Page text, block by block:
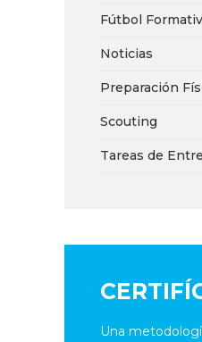
Fútbol
Noticias
Preparación
Scouting
Tareas de
Una